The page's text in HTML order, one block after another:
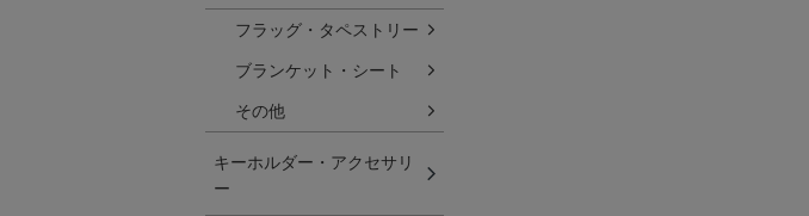
フラッグ・タペストリー
ブランケット・シート
その他
キーホルダー・アクセサリ
ー